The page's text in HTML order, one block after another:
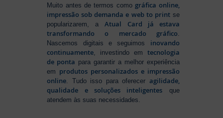
Muito antes de termos como gráfica online,
impressão sob demanda e web to printse
popularizarem, aAtual Card já estava
transformando o mercado gráfico.
Nascemos digitais e seguimos inovando
continuamente, investindo em tecnologia
de ponta para garantir a melhor experiência
em produtos personalizados e impressão
online. Tudo isso para oferecer agilidade,
qualidade e soluções inteligentes que
atendem às suas necessidades.